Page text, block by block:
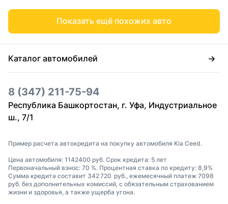
Показать ещё похожих авто
Каталог автомобилей
8 (347) 211-75-94
Республика Башкортостан, г. Уфа, Индустриальное
ш., 7/1
Пример расчета автокредита на покупку автомобиля Kia Ceed.
Цена автомобиля: 1142400 руб. Срок кредита: 5 лет
Первоначальный взнос: 70 %. Процентная ставка по кредиту: 8,9%
Сумма кредита составит 342 720 руб., ежемесячный платеж 7098
руб. без дополнительных комиссий, с обязательным страхованием
жизни и здоровья, а также ущерба угона.